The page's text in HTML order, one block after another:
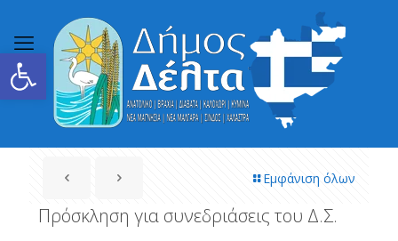
Ανοίξτε τη γραμμή εργαλείων
Εμφάνιση όλων
Πρόσκληση για συνεδριάσεις του Δ.Σ.